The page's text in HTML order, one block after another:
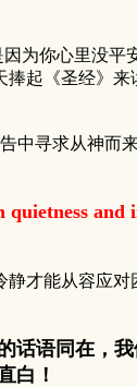
为你心里没平
起《圣经》
寻求从神而
and
才能从容应对
话语同在，
白！